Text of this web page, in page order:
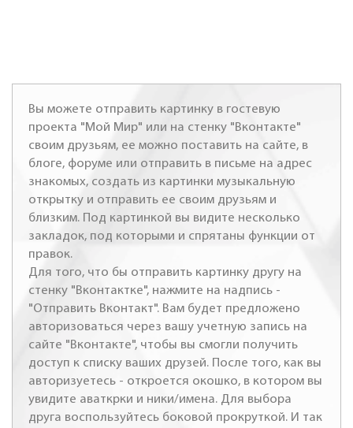
Вы можете отправить картинку в гостевую
проекта "Мой Мир" или на стенку "Вконтакте"
своим друзьям, ее можно поставить на сайте, в
блоге, форуме или отправить в письме на адрес
знакомых, создать из картинки музыкальную
открытку и отправить ее своим друзьям и
близким. Под картинкой вы видите несколько
закладок, под которыми и спрятаны функции от
правок.
Для того, что бы отправить картинку другу на
стенку "Вконтактке", нажмите на надпись -
"Отправить Вконтакт". Вам будет предложено
авторизоваться через вашу учетную запись на
сайте "Вконтакте", чтобы вы смогли получить
доступ к списку ваших друзей. После того, как вы
авторизуетесь - откроется окошко, в котором вы
увидите аваткрки и ники/имена. Для выбора
друга воспользуйтесь боковой прокруткой. И так